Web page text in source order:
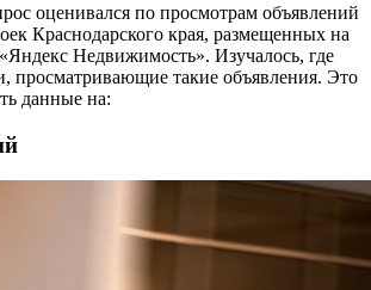
оценивался по просмотрам объявлений
Краснодарского края, размещенных на
Недвижимость». Изучалось, где
просматривающие такие объявления. Это
данные на: